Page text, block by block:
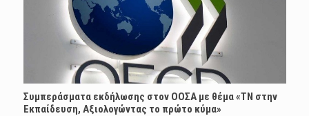
Συμπεράσματα εκδήλωσης στον ΟΟΣΑ με θέμα «ΤΝ στην
Εκπαίδευση, Αξιολογώντας το πρώτο κύμα»